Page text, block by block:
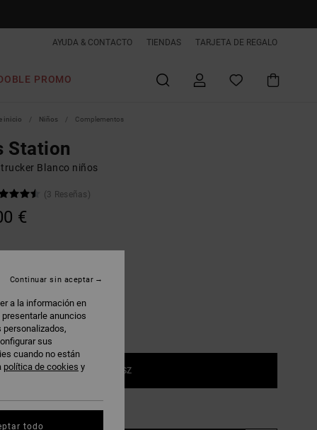
AYUDA & CONTACTO TIENDAS TARJETA DE REGALO
PROMO
inicio Niños Complementos
Station
Blanco niños
(3 Reseñas)
€
1SZ
a la información en
anuncios
personalizados,
sus
cuando no están
política de cookies y
Continuar sin aceptar
todo